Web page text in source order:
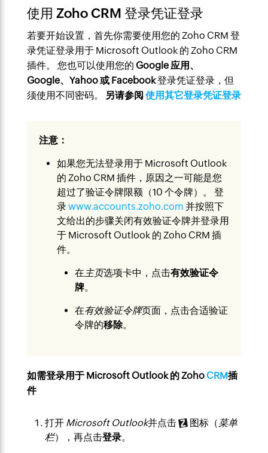
使用 Zoho CRM 登录凭证登录
若要开始设置，首先你需要使用您的 Zoho CRM 登
录凭证登录用于 Microsoft Outlook 的 Zoho CRM
插件。 您也可以使用您的 Google 应用、
Google、Yahoo 或 Facebook登录凭证登录，但
须使用不同密码。
另请参阅 使用其它登录凭证登录
注意：
如果您无法登录用于 Microsoft Outlook
的 Zoho CRM 插件，原因之一可能是您
超过了验证令牌限额（10 个令牌）。 登
录www.accounts.zoho.com 并按照下
文给出的步骤关闭有效验证令牌并登录用
于 Microsoft Outlook 的 Zoho CRM 插
件。
在 主页选项卡中，点击有效验证令
牌。
在有效验证令牌页面，点击合适验证
令牌的移除。
如需登录用于 Microsoft Outlook 的 ZohoCRM插
件
打开Microsoft Outlook并点击 图标（菜单
栏），再点击登录。